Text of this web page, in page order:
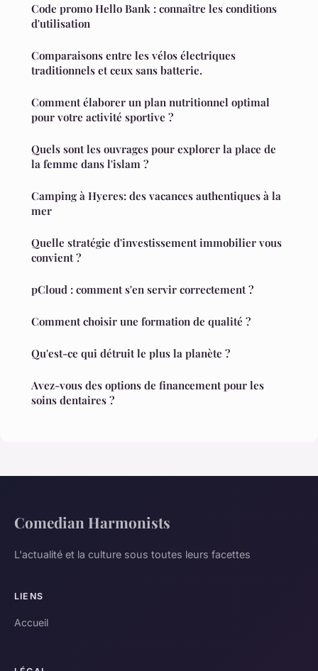
Code promo Hello Bank : connaître les conditions
d'utilisation
Comparaisons entre les vélos électriques
traditionnels et ceux sans batterie.
Comment élaborer un plan nutritionnel optimal
pour votre activité sportive ?
Quels sont les ouvrages pour explorer la place de
la femme dans l'islam ?
Camping à Hyeres: des vacances authentiques à la
mer
Quelle stratégie d'investissement immobilier vous
convient ?
pCloud : comment s'en servir correctement ?
Comment choisir une formation de qualité ?
Qu'est-ce qui détruit le plus la planète ?
Avez-vous des options de financement pour les
soins dentaires ?
Comedian Harmonists
L'actualité et la culture sous toutes leurs facettes
LIENS
Accueil